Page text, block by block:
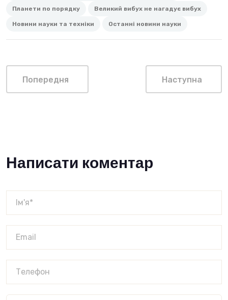
Планети по порядку Великий вибух не нагадує вибух
Новини науки та техніки Останні новини науки
Попередня Наступна
Написати коментар